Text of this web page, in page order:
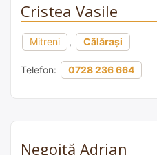
Cristea Vasile
Mitreni , Călărași
Telefon: 0728 236 664
Negoiță Adrian